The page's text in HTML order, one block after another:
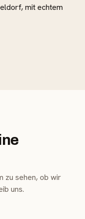
mit echtem
zu sehen, ob wir
uns.